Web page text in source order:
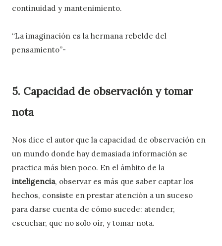
continuidad y mantenimiento.
“La imaginación es la hermana rebelde del
pensamiento”-
5. Capacidad de observación y tomar
nota
Nos dice el autor que la capacidad de observación en
un mundo donde hay demasiada información se
practica más bien poco. En el ámbito de la
inteligencia, observar es más que saber captar los
hechos, consiste en prestar atención a un suceso
para darse cuenta de cómo sucede: atender,
escuchar, que no solo oír, y tomar nota.